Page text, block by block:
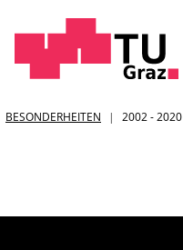
Sie
BESONDERHEITEN 2002 - 2020